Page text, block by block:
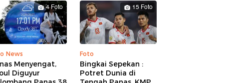
4 Foto
News
Menyengat,
Diguyur
15 Foto
Foto
Bingkai Sepekan :
Potret Dunia di